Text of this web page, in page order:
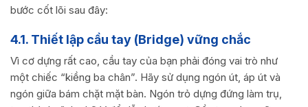
bước cốt lõi sau đây:
4.1. Thiết lập cầu tay (Bridge) vững chắc
Vì cơ dựng rất cao, cầu tay của bạn phải đóng vai trò như
một chiếc “kiềng ba chân”. Hãy sử dụng ngón út, áp út và
ngón giữa bám chặt mặt bàn. Ngón trỏ dựng đứng làm trụ,